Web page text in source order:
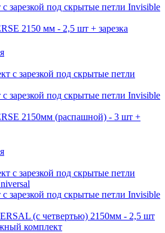
зарезкой под скрытые петли Invisible
2150 мм - 2,5 шт + зарезка
зарезкой под скрытые петли Invisible
2150мм (распашной) - 3 шт +
зарезкой под скрытые петли Invisible
(с четвертью) 2150мм - 2,5 шт
комплект